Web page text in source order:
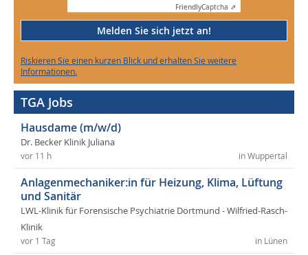
FriendlyCaptcha ⇗
Melden Sie sich jetzt an!
Riskieren Sie einen kurzen Blick und erhalten Sie weitere
Informationen.
TGA Jobs
Hausdame (m/w/d)
Dr. Becker Klinik Juliana
in Wuppertal
vor 11 h
Anlagenmechaniker:in für Heizung, Klima, Lüftung
und Sanitär
LWL-Klinik für Forensische Psychiatrie Dortmund - Wilfried-Rasch-
Klinik
in Lünen
vor 1 Tag